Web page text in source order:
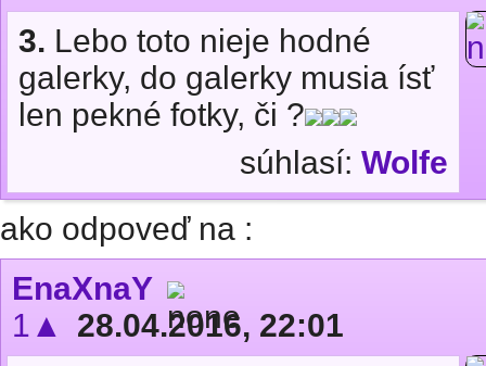
3. Lebo toto nieje hodné
galerky, do galerky musia ísť
len pekné fotky, či ?
súhlasí: Wolfe
ako odpoveď na :
EnaXnaY
1▲
28.04.2016, 22:01